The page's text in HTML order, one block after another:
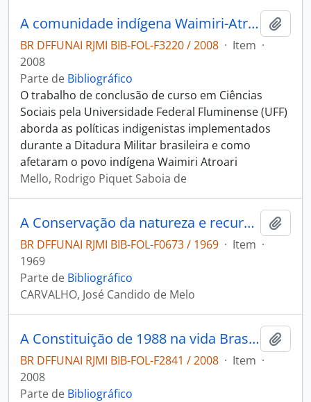
A comunidade indígena Waimiri-Atroari e a atuação da FUNAI nos anos da Ditadura Militar
BR DFFUNAI RJMI BIB-FOL-F3220 / 2008 · Item ·
2008
Parte de Bibliográfico
O trabalho de conclusão de curso em Ciências
Sociais pela Universidade Federal Fluminense (UFF)
aborda as políticas indigenistas implementados
durante a Ditadura Militar brasileira e como
afetaram o povo indígena Waimiri Atroari
Mello, Rodrigo Piquet Saboia de
A Conservação da natureza e recursos naturais no mundo e no Brasil
BR DFFUNAI RJMI BIB-FOL-F0673 / 1969 · Item ·
1969
Parte de Bibliográfico
CARVALHO, José Candido de Melo
A Constituição de 1988 na vida Brasileira
BR DFFUNAI RJMI BIB-FOL-F2841 / 2008 · Item ·
2008
Parte de Bibliográfico